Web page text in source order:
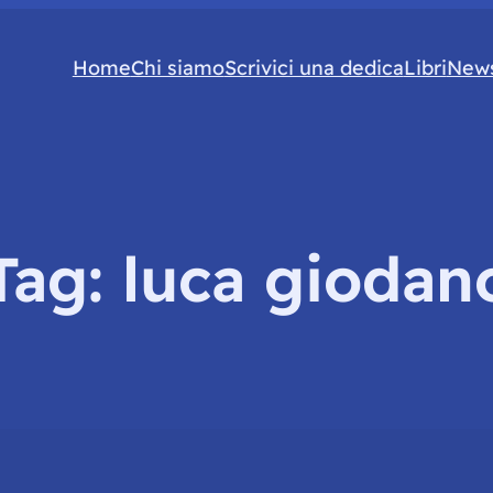
HomeChi siamoScrivici una dedicaLibri
luca